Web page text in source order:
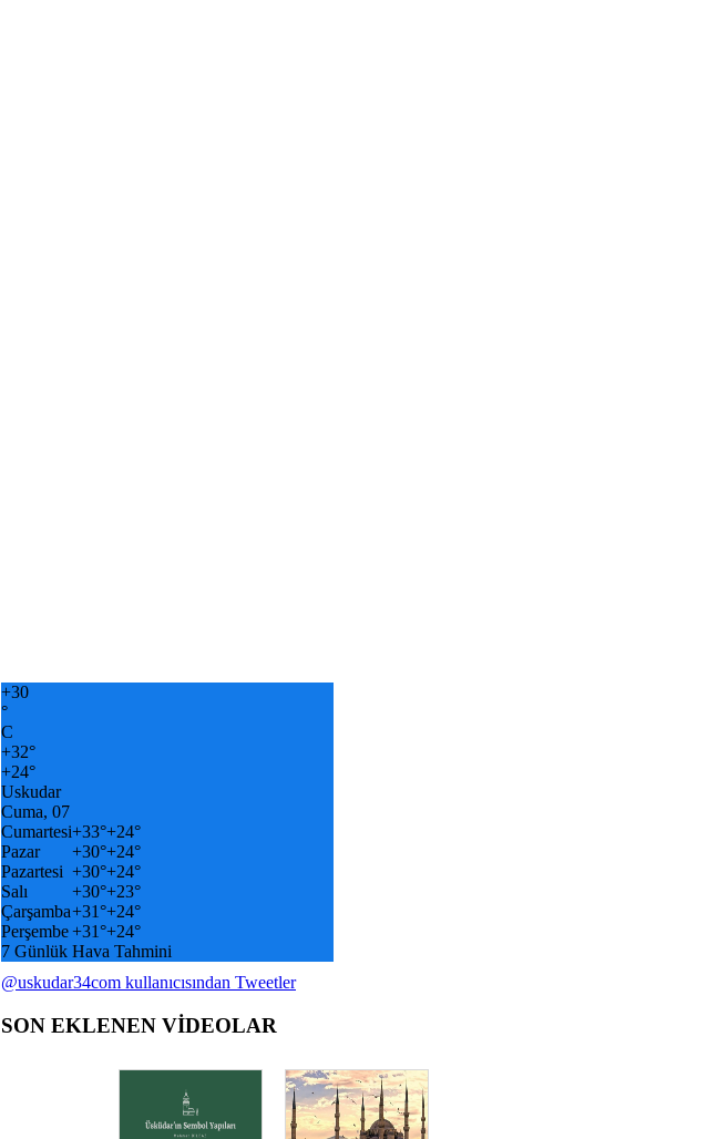
+30
°
C
+32°
+24°
Uskudar
Cuma, 07
Cumartesi+33°+24°
Pazar
+30°+24°
Pazartesi +30°+24°
Salı
+30°+23°
Çarşamba+31°+24°
Perşembe+31°+24°
7 Günlük Hava Tahmini
@uskudar34com kullanıcısından Tweetler
SON EKLENEN VİDEOLAR